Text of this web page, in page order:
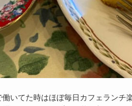
いてた時はほぼ毎日カフェランチ